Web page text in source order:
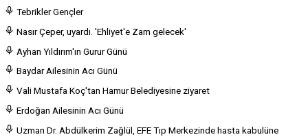
Tebrikler Gençler
Nasır Çeper, uyardı. 'Ehliyet'e Zam gelecek'
Ayhan Yıldırım'ın Gurur Günü
Baydar Ailesinin Acı Günü
Vali Mustafa Koç'tan Hamur Belediyesine ziyaret
Erdoğan Ailesinin Acı Günü
Uzman Dr. Abdülkerim Zağlül, EFE Tıp Merkezinde hasta kabulüne